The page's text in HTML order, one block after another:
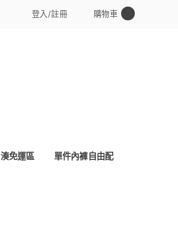
登入/註冊 購物車
湊免運區 單件內褲自由配